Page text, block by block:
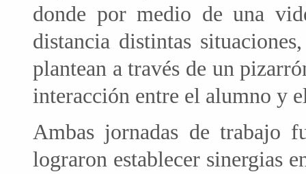
donde por medio de una
distancia distintas
plantean a través de un
interacción entre el alumno y
Ambas jornadas de trabajo
lograron establecer sinergias